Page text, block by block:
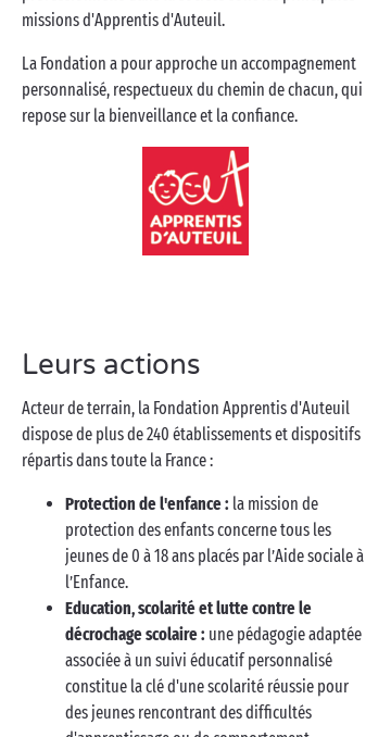
missions d'Apprentis d'Auteuil.
La Fondation a pour approche un accompagnement
personnalisé, respectueux du chemin de chacun, qui
repose sur la bienveillance et la confiance.
Leurs actions
Acteur de terrain, la Fondation Apprentis d'Auteuil
dispose de plus de 240 établissements et dispositifs
répartis dans toute la France :
Protection de l'enfance : la mission de
protection des enfants concerne tous les
jeunes de 0 à 18 ans placés par l’Aide sociale à
l’Enfance.
Education, scolarité et lutte contre le
décrochage scolaire : une pédagogie adaptée
associée à un suivi éducatif personnalisé
constitue la clé d'une scolarité réussie pour
des jeunes rencontrant des difficultés